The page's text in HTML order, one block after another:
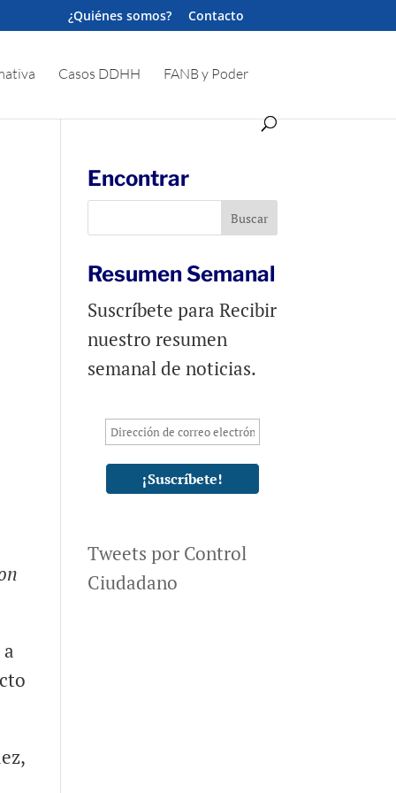
¿Quiénes somos? Contacto
Casos DDHH FANB y Poder
Encontrar
Resumen Semanal
Suscríbete para Recibir
nuestro resumen
semanal de noticias.
Tweets por Control
Ciudadano